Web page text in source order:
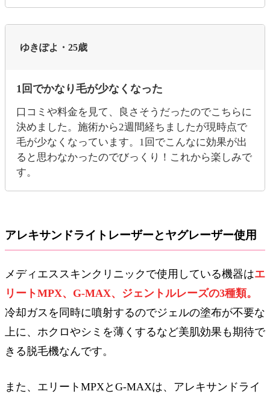
ゆきぽよ・25歳
1回でかなり毛が少なくなった
口コミや料金を見て、良さそうだったのでこちらに
決めました。施術から2週間経ちましたが現時点で
毛が少なくなっています。1回でこんなに効果が出
ると思わなかったのでびっくり！これから楽しみで
す。
アレキサンドライトレーザーとヤグレーザー使用
メディエススキンクリニックで使用している機器はエ
リートMPX、G-MAX、ジェントルレーズの3種類。
冷却ガスを同時に噴射するのでジェルの塗布が不要な
上に、ホクロやシミを薄くするなど美肌効果も期待で
きる脱毛機なんです。
また、エリートMPXとG-MAXは、アレキサンドライ